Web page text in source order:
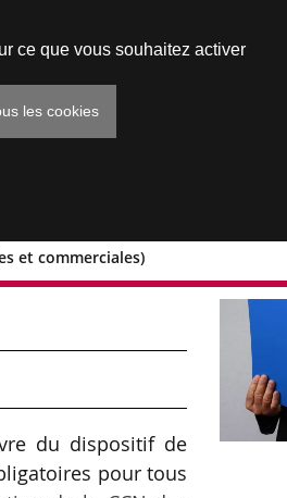
et commerciales)
du dispositif de
pour tous
ce que vous souhaitez activer
les cookies